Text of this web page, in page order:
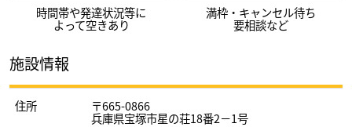
時間帯や発達状況等に
よって空きあり
満枠・キャンセル待ち
要相談など
施設情報
住所 〒665-0866
兵庫県宝塚市星の荘18番2－1号